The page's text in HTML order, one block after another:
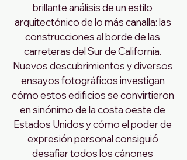
brillante análisis de un estilo
arquitectónico de lo más canalla: las
construcciones al borde de las
carreteras del Sur de California.
Nuevos descubrimientos y diversos
ensayos fotográficos investigan
cómo estos edificios se convirtieron
en sinónimo de la costa oeste de
Estados Unidos y cómo el poder de
expresión personal consiguió
desafiar todos los cánones